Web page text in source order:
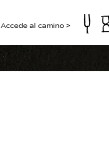
Accede al camino >